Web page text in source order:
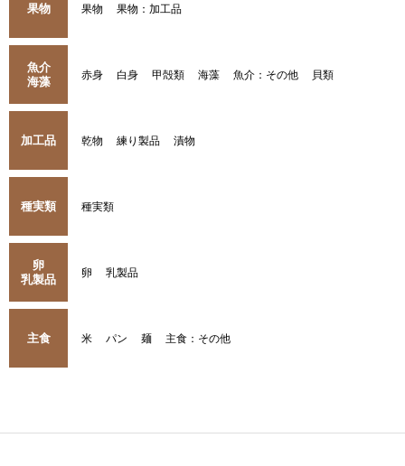
果物 果物 果物：加工品
魚介
海藻
赤身 白身 甲殻類 海藻 魚介：その他 貝類
加工品 乾物 練り製品 漬物
種実類 種実類
卵
乳製品
卵 乳製品
主食 米 パン 麺 主食：その他